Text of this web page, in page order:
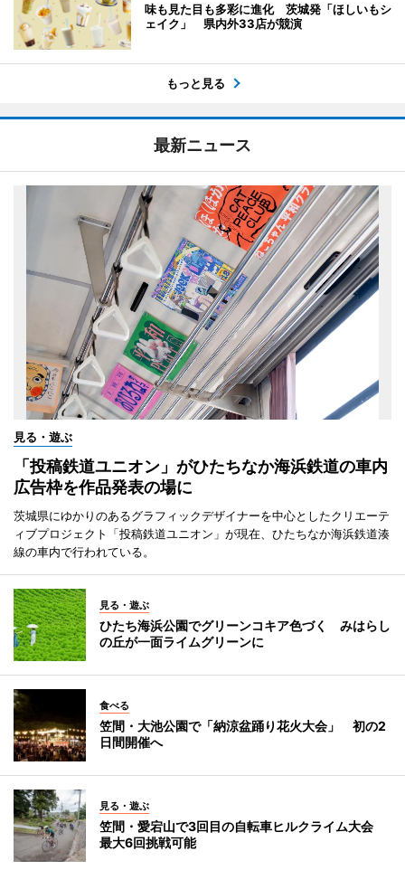
味も見た目も多彩に進化 茨城発「ほしいもシ
ェイク」 県内外33店が競演
もっと見る
最新ニュース
見る・遊ぶ
「投稿鉄道ユニオン」がひたちなか海浜鉄道の車内
広告枠を作品発表の場に
茨城県にゆかりのあるグラフィックデザイナーを中心としたクリエーテ
ィブプロジェクト「投稿鉄道ユニオン」が現在、ひたちなか海浜鉄道湊
線の車内で行われている。
見る・遊ぶ
ひたち海浜公園でグリーンコキア色づく みはらし
の丘が一面ライムグリーンに
食べる
笠間・大池公園で「納涼盆踊り花火大会」 初の2
日間開催へ
見る・遊ぶ
笠間・愛宕山で3回目の自転車ヒルクライム大会
最大6回挑戦可能